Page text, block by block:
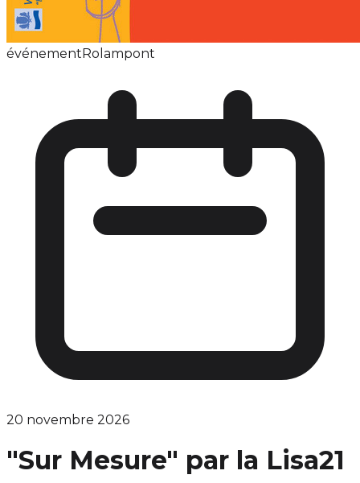
événementRolampont
20 novembre 2026
"Sur Mesure" par la Lisa21